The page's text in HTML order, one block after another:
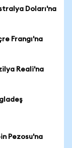
Doları'na
Frangı'na
Reali'na
Pezosu'na